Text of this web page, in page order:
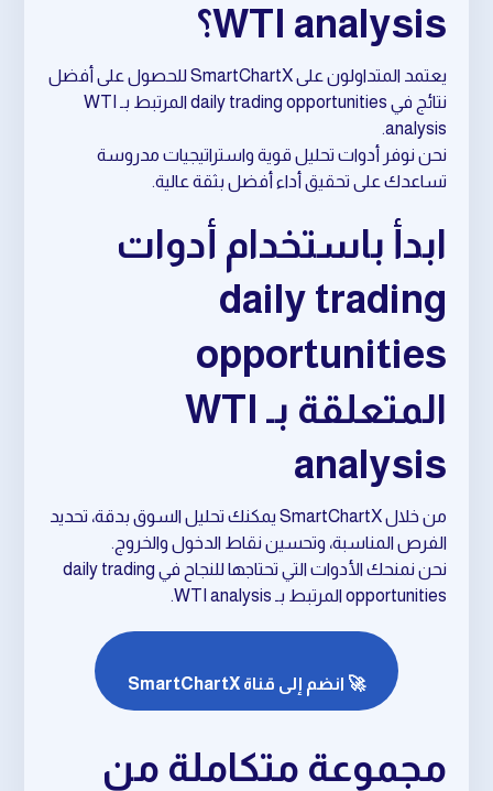
WTI analysis؟
يعتمد المتداولون على SmartChartX للحصول على أفضل
نتائج في daily trading opportunities المرتبط بـ WTI
analysis.
نحن نوفر أدوات تحليل قوية واستراتيجيات مدروسة
تساعدك على تحقيق أداء أفضل بثقة عالية.
ابدأ باستخدام أدوات
daily trading
opportunities
المتعلقة بـ WTI
analysis
من خلال SmartChartX يمكنك تحليل السوق بدقة، تحديد
الفرص المناسبة، وتحسين نقاط الدخول والخروج.
نحن نمنحك الأدوات التي تحتاجها للنجاح في daily trading
opportunities المرتبط بـ WTI analysis.
🚀 انضم إلى قناة SmartChartX
مجموعة متكاملة من